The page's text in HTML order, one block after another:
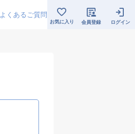
よくあるご質問
お気に入り 会員登録 ログイン